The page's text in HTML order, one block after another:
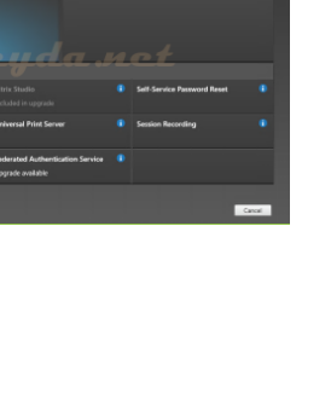
and Desktops & WEM 2003 ist